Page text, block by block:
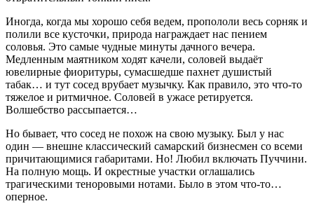
Иногда, когда мы хорошо себя ведем, пропололи весь сорняк и
полили все кусточки, природа награждает нас пением
соловья. Это самые чудные минуты дачного вечера.
Медленным маятником ходят качели, соловей выдаёт
ювелирные фиоритуры, сумасшедше пахнет душистый
табак… и тут сосед врубает музычку. Как правило, это что-то
тяжелое и ритмичное. Соловей в ужасе ретируется.
Волшебство рассыпается…
Но бывает, что сосед не похож на свою музыку. Был у нас
один — внешне классический самарский бизнесмен со всеми
причитающимися габаритами. Но! Любил включать Пуччини.
На полную мощь. И окрестные участки оглашались
трагическими теноровыми нотами. Было в этом что-то…
оперное.